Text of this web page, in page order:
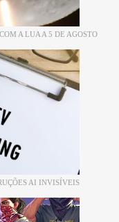
A LUA A 5 DE AGOSTO
AI INVISÍVEIS